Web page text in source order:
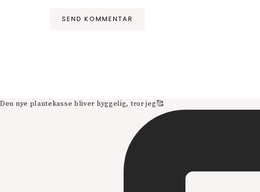
Den nye plantekasse bliver hyggelig, tror jeg🥰